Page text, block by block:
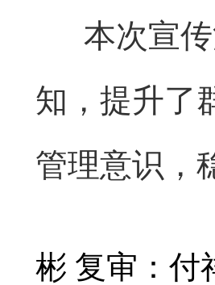
本次宣传
知，提升了
管理意识，
彬 复审：付